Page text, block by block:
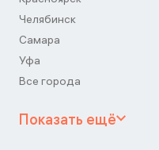
Челябинск
Самара
Уфа
Все города
Показать ещё